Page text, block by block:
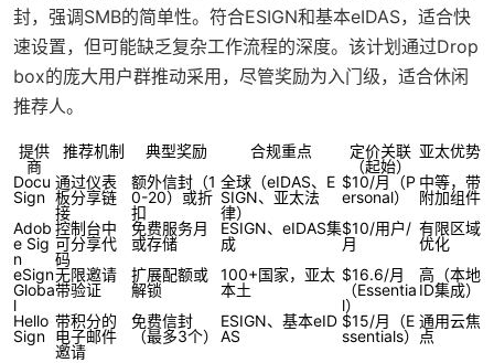
封，强调SMB的简单性。符合ESIGN和基本eIDAS，适合快
速设置，但可能缺乏复杂工作流程的深度。该计划通过Drop
box的庞大用户群推动采用，尽管奖励为入门级，适合休闲
推荐人。
提供
商
推荐机制 典型奖励 合规重点
定价关联
（起始）
亚太优势
Docu
Sign
通过仪表
板分享链
接
额外信封（1
0-20）或折
扣
全球（eIDAS、E
SIGN、亚太法
律）
$10/月（P
ersonal）
中等，带
附加组件
Adob
e Sig
n
控制台中
可分享代
码
免费服务月
或存储
ESIGN、eIDAS集
成
$10/用户/
月
有限区域
优化
eSign
Globa
l
无限邀请
带验证
扩展配额或
解锁
100+国家，亚太
本土
$16.6/月
（Essentia
l）
高（本地
ID集成）
Hello
Sign
带积分的
电子邮件
邀请
免费信封
（最多3个）
ESIGN、基本eID
AS
$15/月（E
ssentials）
通用云焦
点